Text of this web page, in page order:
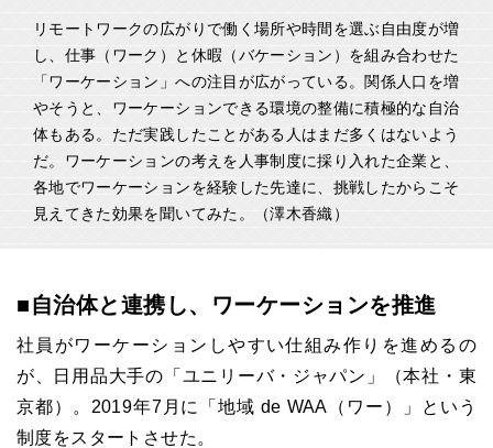
リモートワークの広がりで働く場所や時間を選ぶ自由度が増
し、仕事（ワーク）と休暇（バケーション）を組み合わせた
「ワーケーション」への注目が広がっている。関係人口を増
やそうと、ワーケーションできる環境の整備に積極的な自治
体もある。ただ実践したことがある人はまだ多くはないよう
だ。ワーケーションの考えを人事制度に採り入れた企業と、
各地でワーケーションを経験した先達に、挑戦したからこそ
見えてきた効果を聞いてみた。（澤木香織）
■自治体と連携し、ワーケーションを推進
社員がワーケーションしやすい仕組み作りを進めるの
が、日用品大手の「ユニリーバ・ジャパン」（本社・東
京都）。2019年7月に「地域 de WAA（ワー）」という
制度をスタートさせた。